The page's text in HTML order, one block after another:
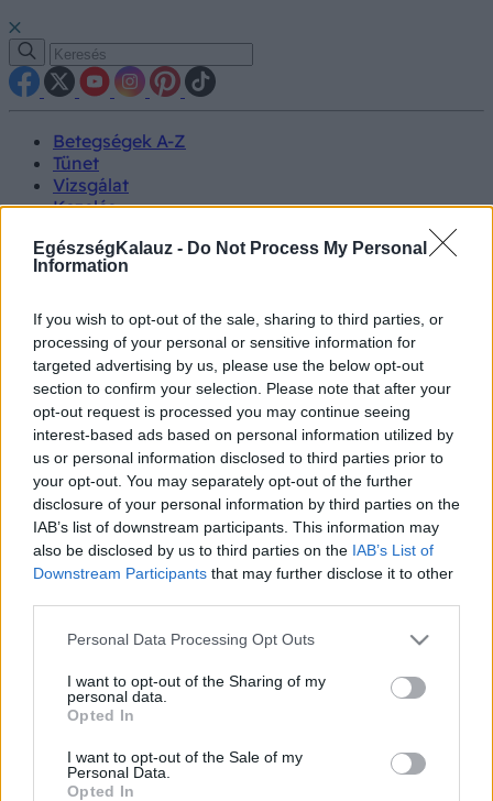
EgészségKalauz - Do Not Process My Personal
Information
If you wish to opt-out of the sale, sharing to third parties, or
processing of your personal or sensitive information for
targeted advertising by us, please use the below opt-out
section to confirm your selection. Please note that after your
opt-out request is processed you may continue seeing
interest-based ads based on personal information utilized by
us or personal information disclosed to third parties prior to
your opt-out. You may separately opt-out of the further
disclosure of your personal information by third parties on the
IAB’s list of downstream participants. This information may
also be disclosed by us to third parties on the IAB’s List of
Downstream Participants that may further disclose it to other
Please note that this website/app uses one or more Google
not limited to your visit or usage behaviour. You may click to
grant or deny consent to Google and its third-party tags to
use your data for below specified purposes in below Google
consent section.
Personal Data Processing Opt Outs
I want to opt-out of the Sharing of my
personal data.
Opted In
I want to opt-out of the Sale of my
Personal Data.
Opted In
Betegségek A-Z
Tünet
Vizsgálat
Kezelés
Kutatás
Prevenció
Videók
Kisállatok egészsége
#allergia #influenza#cukorbetegség
#orvosmeteorológia#vérnyomás #stroke#rákbetegség
#pajzsmirigy#reflux#ekcéma#herpesz
Regisztráció
Macskatartás
Macskatartás